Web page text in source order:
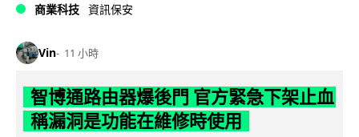
商業科技 資訊保安
Vin 11 小時
智博通路由器爆後門 官方緊急下架止血
稱漏洞是功能在維修時使用